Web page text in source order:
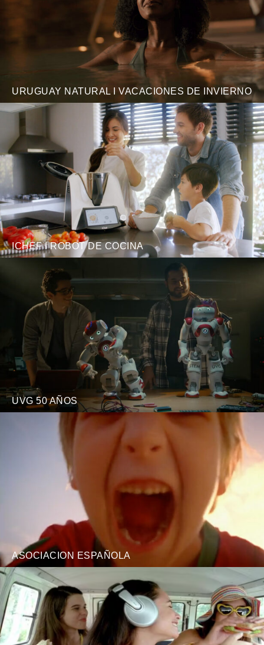
URUGUAY NATURAL I VACACIONES DE INVIERNO
ICHEF I ROBOT DE COCINA
UVG 50 AÑOS
ASOCIACION ESPAÑOLA